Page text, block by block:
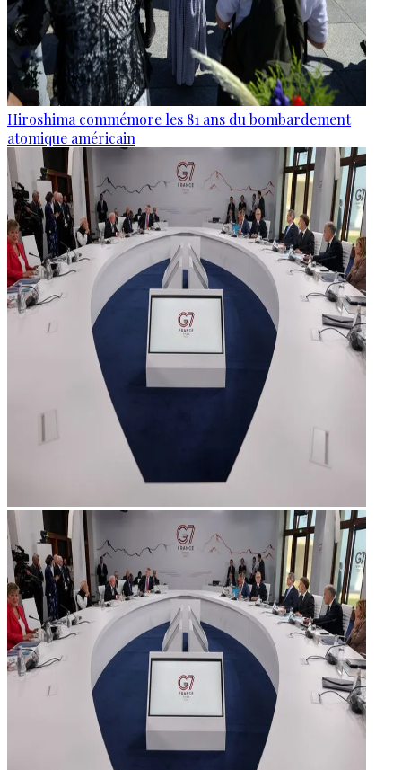
Hiroshima commémore les 81 ans du bombardement
atomique américain